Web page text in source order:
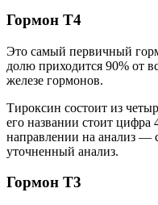
Гормон Т4
Это самый первичный
долю приходится 90% от
железе гормонов.
Тироксин состоит из
его названии стоит
направлении на анализ —
уточненный анализ.
Гормон Т3